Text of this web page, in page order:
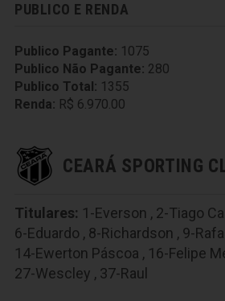
PUBLICO E RENDA
Publico Pagante: 1075
Publico Não Pagante: 280
Publico Total: 1355
Renda: R$ 6.970.00
CEARÁ SPORTING
Titulares: 1-Everson , 2-Tiago
6-Eduardo , 8-Richardson , 9-
14-Ewerton Páscoa , 16-Felipe
27-Wescley , 37-Raul